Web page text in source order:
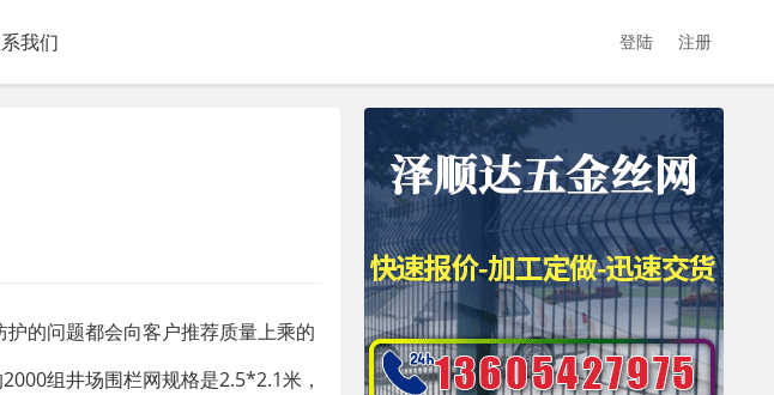
我们 登陆 注册
的问题都会向客户推荐质量上乘的
组井场围栏网规格是2.5*2.1米，